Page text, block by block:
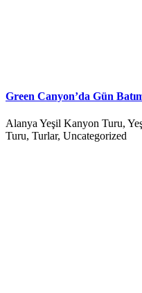
Green Canyon’da Gün
Alanya Yeşil Kanyon Turu,
Turu, Turlar, Uncategorized